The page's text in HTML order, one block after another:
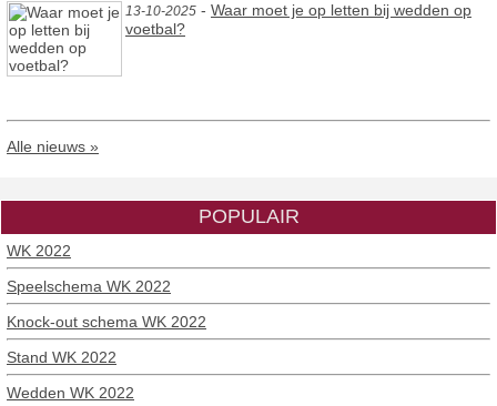
13-10-2025 - Waar moet je op letten bij wedden op
voetbal?
Alle nieuws »
POPULAIR
WK 2022
Speelschema WK 2022
Knock-out schema WK 2022
Stand WK 2022
Wedden WK 2022